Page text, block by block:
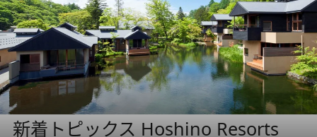
新着トピックス Hoshino Resorts